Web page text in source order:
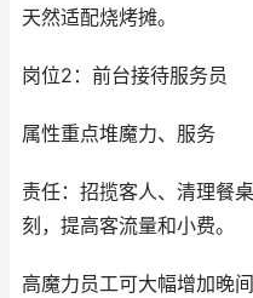
天然适配烧烤摊。
岗位2：前台接待服务员
属性重点堆魔力、服务
责任：招揽客人、清理餐
刻，提高客流量和小费。
高魔力员工可大幅增加晚